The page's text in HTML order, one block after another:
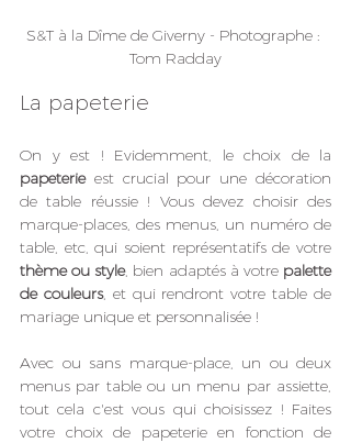
S&T à la Dîme de Giverny - Photographe :
Tom Radday
La papeterie
papeterie est crucial pour une décoration
de table réussie ! Vous devez choisir des
marque-places, des menus, un numéro de
thème ou style, bien adaptés à votre palette
de couleurs, et qui rendront votre table de
mariage unique et personnalisée !
Avec ou sans marque-place, un ou deux
menus par table ou un menu par assiette,
tout cela c'est vous qui choisissez ! Faites
votre choix de papeterie en fonction de